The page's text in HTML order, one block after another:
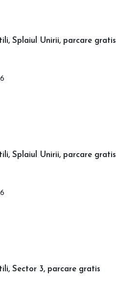
Splaiul Unirii, parcare gratis
Splaiul Unirii, parcare gratis
Sector 3, parcare gratis